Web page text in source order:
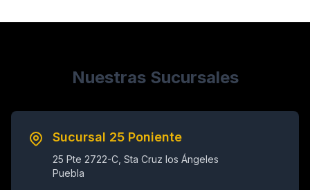
Nuestras Sucursales
Sucursal 25 Poniente
25 Pte 2722-C, Sta Cruz los Ángeles
Puebla